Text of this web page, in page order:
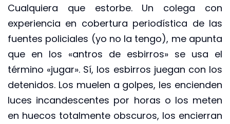
Cualquiera que estorbe. Un colega con
experiencia en cobertura periodística de las
fuentes policiales (yo no la tengo), me apunta
que en los «antros de esbirros» se usa el
término «jugar». Sí, los esbirros juegan con los
detenidos. Los muelen a golpes, les encienden
luces incandescentes por horas o los meten
en huecos totalmente obscuros, los encierran